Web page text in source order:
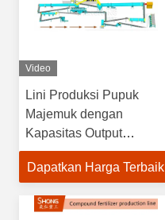
Video
Lini Produksi Pupuk
Majemuk dengan
Kapasitas Output
Tahunan 100.000 Ton
dengan Granulator Drum
Granul 1-10mm
Dapatkan Harga Terbaik